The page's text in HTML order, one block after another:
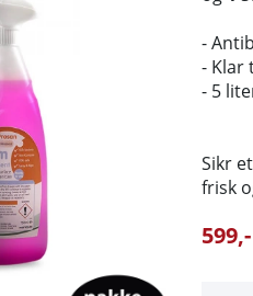
-
- Klar
- 5
Sikr
frisk
599,-